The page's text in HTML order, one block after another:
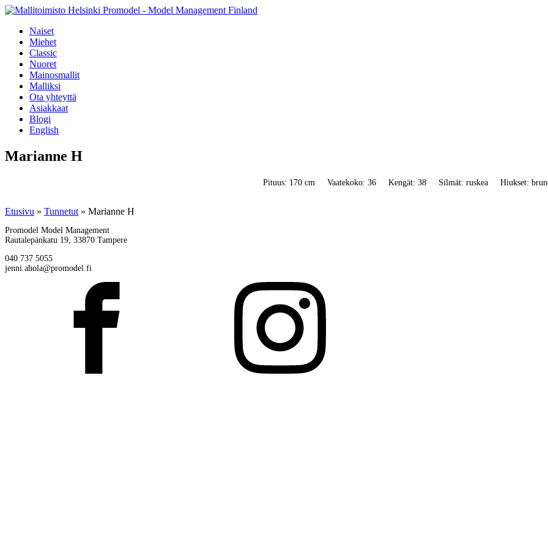
Naiset
Miehet
Classic
Nuoret
Mainosmallit
Malliksi
Ota yhteyttä
Asiakkaat
Blogi
English
Marianne H
Pituus: 170 cm Vaatekoko: 36 Kengät: 38 Silmät: ruskea Hiukset:
Etusivu » Tunnetut » Marianne H
Promodel Model Management
Rautalepänkatu 19, 33870 Tampere
040 737 5055
jenni.ahola@promodel.fi